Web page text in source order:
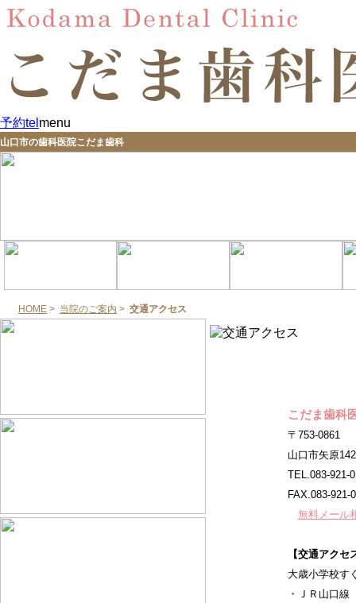
予約tel menu
山口市の歯科医院こだま歯科
HOME > 当院のご案内 > 交通アクセス
こだま歯科
〒753-0861
山口市矢原
TEL.083-921-
FAX.083-921-
無料メール
【交通アクセ
大歳小学校す
・ＪＲ山口